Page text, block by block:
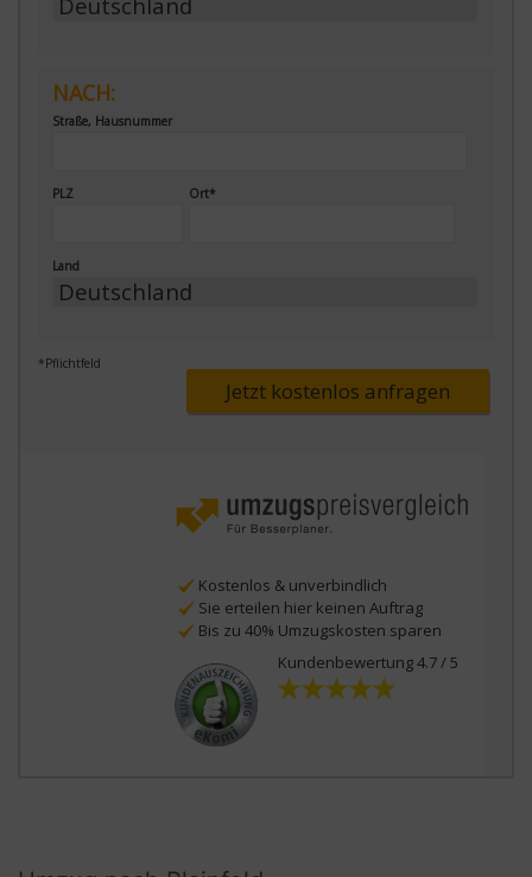
NACH:
Straße, Hausnummer
PLZ Ort*
Land
*Pflichtfeld
Jetzt kostenlos anfragen
Kostenlos & unverbindlich
Sie erteilen hier keinen Auftrag
Bis zu 40% Umzugskosten sparen
Kundenbewertung 4.7 / 5